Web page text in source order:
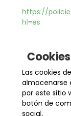
https://
hl=es
Las cookies
almacenarse
por este sitio
botón de
social.